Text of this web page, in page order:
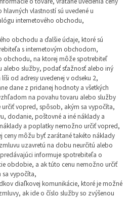
vlastností sú uvedené u
internetového obchodu,
obchodu a ďalšie údaje, ktoré sú
s internetovým obchodom,
obchodu, na ktorej môže spotrebiteľ
alebo služby, podať sťažnosť alebo iný
od adresy uvedenej v odseku 2,
dane z pridanej hodnoty a všetkých
na povahu tovaru alebo služby
vopred, spôsob, akým sa vypočíta,
dodanie, poštovné a iné náklady a
a poplatky nemožno určiť vopred,
ceny môžu byť zarátané takéto náklady
uzavretú na dobu neurčitú alebo
informuje spotrebiteľa o
obdobie, a ak túto cenu nemožno určiť
vypočíta,
diaľkovej komunikácie, ktoré je možné
ak ide o číslo služby so zvýšenou